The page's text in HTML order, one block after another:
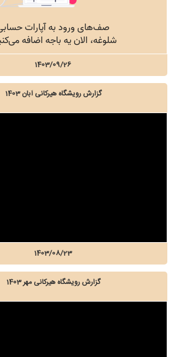
1403/09/26
گزارش رویشگاه هیرکانی آبان 1403
1403/08/23
گزارش رویشگاه هیرکانی مهر 1403